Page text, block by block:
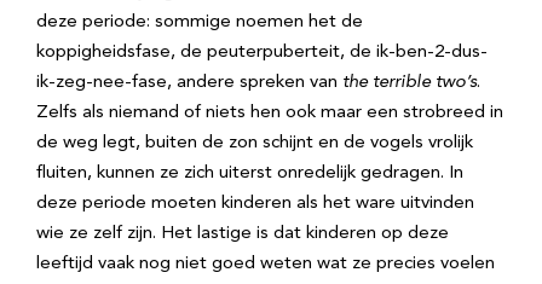
deze periode: sommige noemen het de
koppigheidsfase, de peuterpuberteit, de ik-ben-2-dus-
ik-zeg-nee-fase, andere spreken van the terrible two’s.
Zelfs als niemand of niets hen ook maar een strobreed in
de weg legt, buiten de zon schijnt en de vogels vrolijk
fluiten, kunnen ze zich uiterst onredelijk gedragen. In
deze periode moeten kinderen als het ware uitvinden
wie ze zelf zijn. Het lastige is dat kinderen op deze
leeftijd vaak nog niet goed weten wat ze precies voelen